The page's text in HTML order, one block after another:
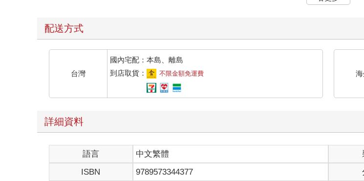
然後向井「啊」地喊了一聲。
「原來是這樣啊。」
「還有我也想找人稍微聊聊。龜山先生問我的時候，其實我自己也不知道為什麼會想雇用生活
會有這種服務，所以也有一部分心情是想嘗試非常有都市風格的事。」
祥子忍不住露出微笑。
「畢竟在和他人交談的過程中，很快就能察覺到自己真正的想法嘛。」
「啊，我是北海道，道東。」
雖然兩者並不是很近，但與距離無關，而是同在北方這一點拉近了雙方的心。
「咦，我曾經去過帶廣一次。」
「哦，這樣啊。」
他告訴祥子自己做過推銷員，現在或許稱為業務比較正確。大學畢業時遇到經濟不景氣，好不
通，他沒辦法不擇手段地賣房，但也沒有糟到一間都賣不出去，他只是貫徹了誠實告知，花費比
配送方式
台灣
國內宅配：本島、離島
到店取貨：
不限金額免運費
詳細資料
語言 中文繁體
ISBN
9789573344377